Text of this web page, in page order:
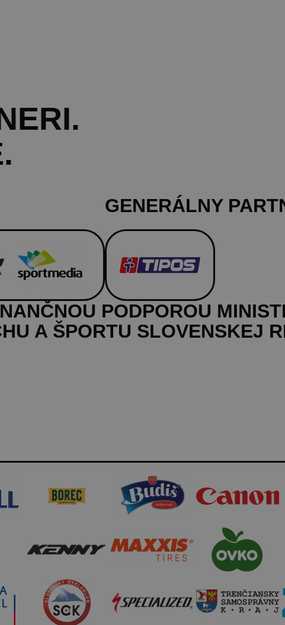
.
GENERÁLNY
PODPOROU
A ŠPORTU SLOVENSKEJ